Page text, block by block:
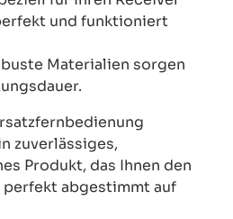
und funktioniert
Materialien sorgen
zuverlässiges,
Produkt, das Ihnen den
abgestimmt auf